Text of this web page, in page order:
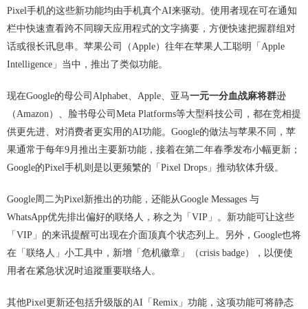
Pixel手机的这些新功能均由手机真个AI来驱动。使用者现在可在通知
栏中快速查看跨不同聊天应用程式的文字摘要，方便快速把握群组对
话或很长讯息串。苹果公司（Apple）往年在苹果人工聪明「Apple
Intelligence」当中，推出了类似功能。
现在Google的母公司Alphabet、Apple、亚马一元一分血战麻将群逊
（Amazon）、脸书母公司Meta Platforms等大型科技公司，都在竞相提
供更先进、对消费者更实用的AI功能。Google的做法与苹果不同，苹
果通常于每年9月推出主要新功能，接着在第二年春季发布小幅更新；
Google的Pixel手机则是以更频繁的「Pixel Drops」推动软体升级。
Google周二为Pixel新推出的功能，还能从Google Messages 与
WhatsApp优先排出偏好的联络人，称之为「VIP」。新功能可让这些
「VIP」的来讯提醒可出现在介面顶真个状态列上。另外，Google也将
在「联络人」小工具中，新增「危机徽章」（crisis badge），以便使
用者在紧急状况时追蹤重要联络人。
其他Pixel更新还包括升级版的AI「Remix」功能，这项功能可将静态